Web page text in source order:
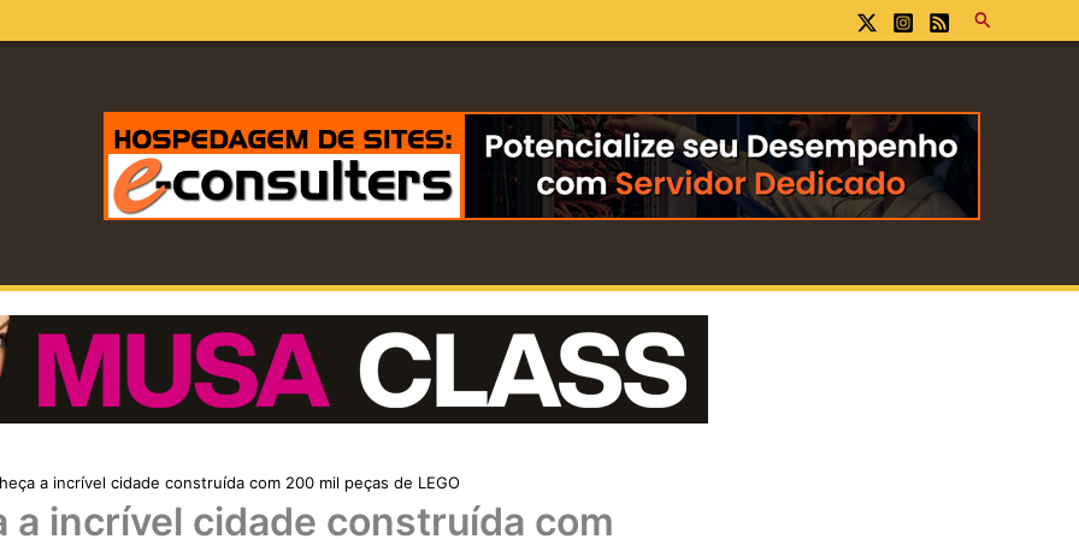
Pesquisar
a incrível cidade construída com 200 mil peças de LEGO
a incrível cidade construída com